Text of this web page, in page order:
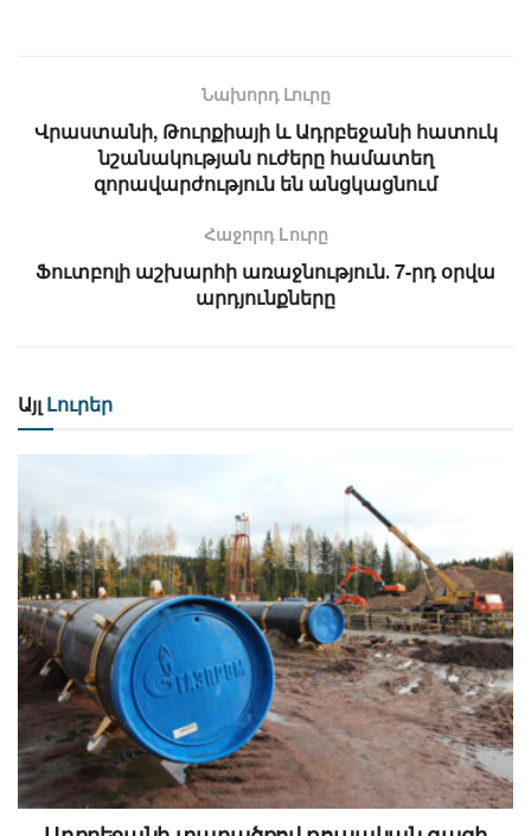
Նախորդ Լուրը
Վրաստանի, Թուրքիայի և Ադրբեջանի հատուկ
նշանակության ուժերը համատեղ
զորավարժություն են անցկացնում
Հաջորդ Lուրը
Ֆուտբոլի աշխարհի առաջնություն․ 7-րդ օրվա
արդյունքները
Այլ Լուրեր